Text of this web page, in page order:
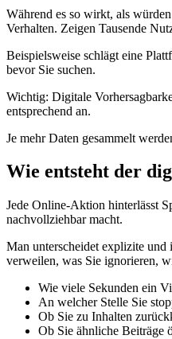
Während es so wirkt, als
Verhalten. Zeigen Tausende
Beispielsweise schlägt eine
bevor Sie suchen.
Wichtig: Digitale
entsprechend an.
Je mehr Daten gesammelt
Wie entsteht der
Jede Online-Aktion hinterlässt
nachvollziehbar macht.
Man unterscheidet explizite
verweilen, was Sie ignorieren,
Wie viele Sekunden ein
An welcher Stelle Sie
Ob Sie zu Inhalten
Ob Sie ähnliche Beiträge